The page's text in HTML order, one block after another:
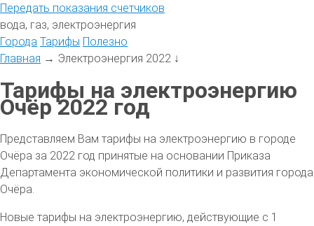
Передать показания счетчиков
вода, газ, электроэнергия
Города Тарифы Полезно
Главная → Электроэнергия 2022 ↓
Тарифы на электроэнергию
Очёр 2022 год
Представляем Вам тарифы на электроэнергию в городе
Очёра за 2022 год принятые на основании Приказа
Департамента экономической политики и развития города
Очёра.
Новые тарифы на электроэнергию, действующие с 1